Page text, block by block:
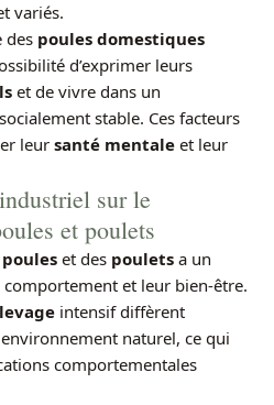
variés.
des poules domestiques
d’exprimer leurs
et de vivre dans un
stable. Ces facteurs
leur santé mentale et leur
sur le
et poulets
poules et des poulets a un
et leur bien-être.
intensif diffèrent
naturel, ce qui
comportementales